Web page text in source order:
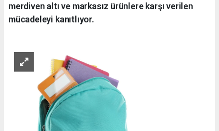
merdiven altı ve markasız ürünlere karşı verilen
mücadeleyi kanıtlıyor.